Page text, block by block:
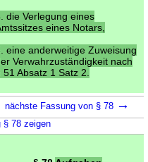
die Verlegung eines
eines Notars,
eine anderweitige Zuweisung
Verwahrzuständigkeit nach
51 Absatz 1 Satz 2.
nächste Fassung von § 78 →
§ 78 zeigen